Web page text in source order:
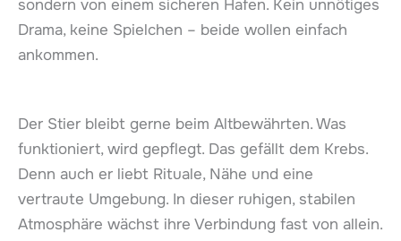
sondern von einem sicheren Hafen. Kein unnötiges
Drama, keine Spielchen – beide wollen einfach
ankommen.
Der Stier bleibt gerne beim Altbewährten. Was
funktioniert, wird gepflegt. Das gefällt dem Krebs.
Denn auch er liebt Rituale, Nähe und eine
vertraute Umgebung. In dieser ruhigen, stabilen
Atmosphäre wächst ihre Verbindung fast von allein.